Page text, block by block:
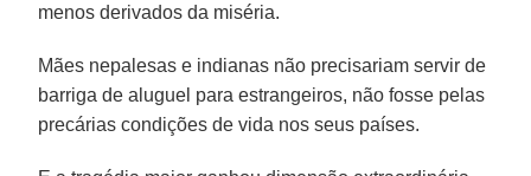
menos derivados da miséria.
Mães nepalesas e indianas não precisariam servir de
barriga de aluguel para estrangeiros, não fosse pelas
precárias condições de vida nos seus países.